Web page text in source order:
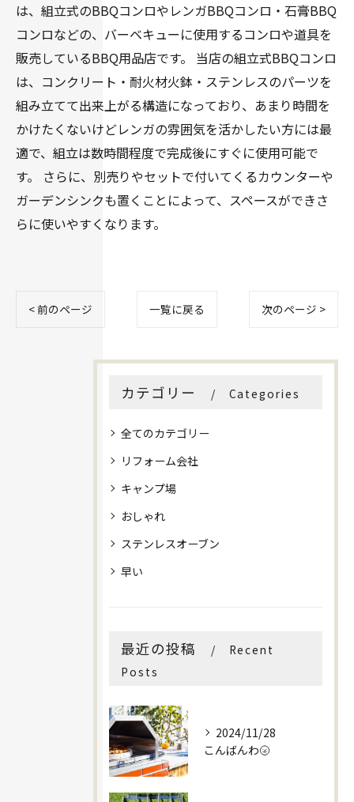
は、組立式のBBQコンロやレンガBBQコンロ・石膏BBQ
コンロなどの、バーベキューに使用するコンロや道具を
販売しているBBQ用品店です。 当店の組立式BBQコンロ
は、コンクリート・耐火材火鉢・ステンレスのパーツを
組み立てて出来上がる構造になっており、あまり時間を
かけたくないけどレンガの雰囲気を活かしたい方には最
適で、組立は数時間程度で完成後にすぐに使用可能で
す。 さらに、別売りやセットで付いてくるカウンターや
ガーデンシンクも置くことによって、スペースができさ
らに使いやすくなります。
< 前のページ 一覧に戻る 次のページ >
カテゴリー Categories
全てのカテゴリー
リフォーム会社
キャンプ場
おしゃれ
ステンレスオーブン
早い
最近の投稿
Recent
Posts
2024/11/28
こんばんわ🌝